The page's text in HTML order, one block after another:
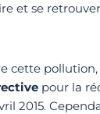
et se
cette pollution,
pour la
2015.